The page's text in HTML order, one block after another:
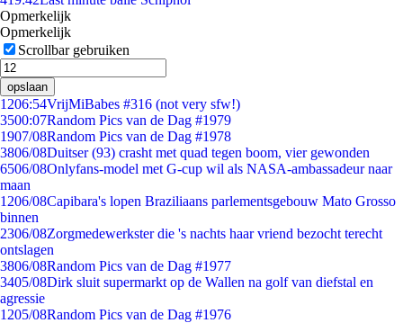
Opmerkelijk
Opmerkelijk
Scrollbar gebruiken
opslaan
1206:54VrijMiBabes #316 (not very sfw!)
3500:07Random Pics van de Dag #1979
1907/08Random Pics van de Dag #1978
3806/08Duitser (93) crasht met quad tegen boom, vier gewonden
6506/08Onlyfans-model met G-cup wil als NASA-ambassadeur naar
maan
1206/08Capibara's lopen Braziliaans parlementsgebouw Mato Grosso
binnen
2306/08Zorgmedewerkster die 's nachts haar vriend bezocht terecht
ontslagen
3806/08Random Pics van de Dag #1977
3405/08Dirk sluit supermarkt op de Wallen na golf van diefstal en
agressie
1205/08Random Pics van de Dag #1976